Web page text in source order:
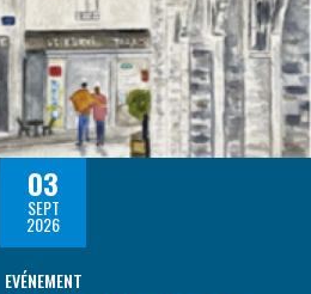
03
SEPT
2026
EVÉNEMENT